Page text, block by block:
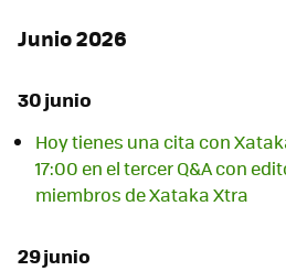
Junio 2026
30 junio
Hoy tienes una cita con
17:00 en el tercer Q&A con
miembros de Xataka Xtra
29 junio